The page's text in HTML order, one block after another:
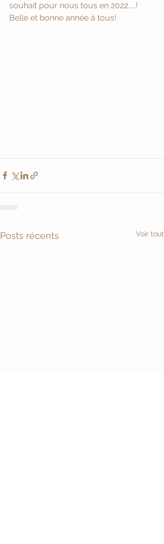
souhait pour nous tous en 2022.....!
Belle et bonne année à tous!
Posts récents Voir tout